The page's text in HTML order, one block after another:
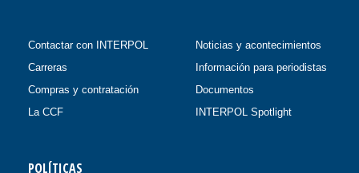
Contactar con INTERPOL
Carreras
Compras y contratación
La CCF
Noticias y acontecimientos
Información para periodistas
Documentos
INTERPOL Spotlight
POLÍTICAS